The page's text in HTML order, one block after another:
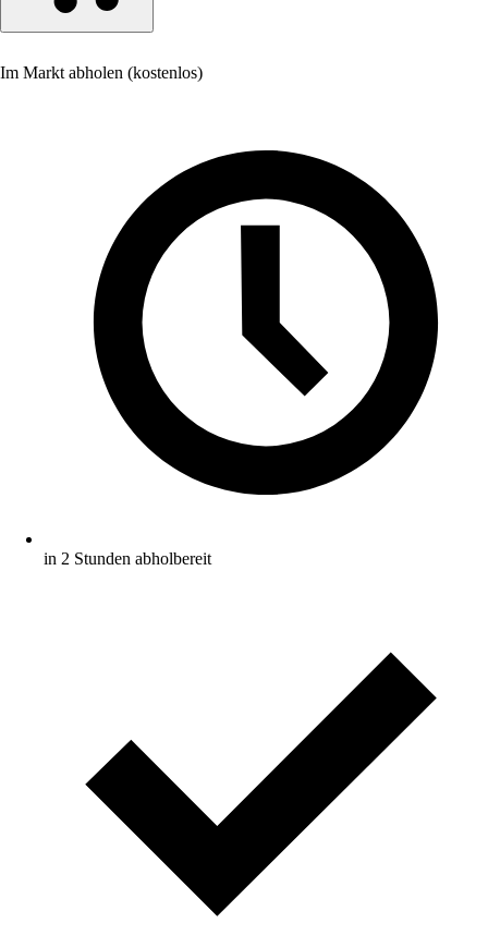
Im Markt abholen (kostenlos)
in 2 Stunden abholbereit